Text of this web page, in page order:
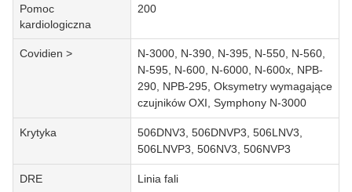
Pomoc
kardiologiczna
200
Covidien >
N-3000, N-390, N-395, N-550, N-560,
N-595, N-600, N-6000, N-600x, NPB-
290, NPB-295, Oksymetry wymagające
czujników OXI, Symphony N-3000
Krytyka
506DNV3, 506DNVP3, 506LNV3,
506LNVP3, 506NV3, 506NVP3
DRE Linia fali